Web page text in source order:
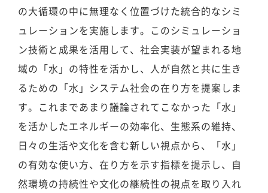
の大循環の中に無理なく位置づけた統合的なシミ
ュレーションを実施します。このシミュレーショ
ン技術と成果を活用して、社会実装が望まれる地
域の「水」の特性を活かし、人が自然と共に生き
るための「水」システム社会の在り方を提案しま
す。これまであまり議論されてこなかった「水」
を活かしたエネルギーの効率化、生態系の維持、
日々の生活や文化を含む新しい視点から、「水」
の有効な使い方、在り方を示す指標を提示し、自
然環境の持続性や文化の継続性の視点を取り入れ